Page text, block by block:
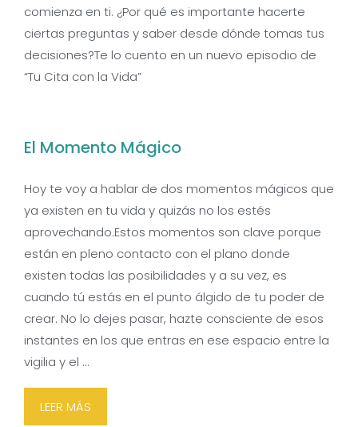
comienza en ti. ¿Por qué es importante hacerte
ciertas preguntas y saber desde dónde tomas tus
decisiones?Te lo cuento en un nuevo episodio de
“Tu Cita con la Vida”
El Momento Mágico
Hoy te voy a hablar de dos momentos mágicos que
ya existen en tu vida y quizás no los estés
aprovechando.Estos momentos son clave porque
están en pleno contacto con el plano donde
existen todas las posibilidades y a su vez, es
cuando tú estás en el punto álgido de tu poder de
crear. No lo dejes pasar, hazte consciente de esos
instantes en los que entras en ese espacio entre la
vigilia y el …
LEER MÁS